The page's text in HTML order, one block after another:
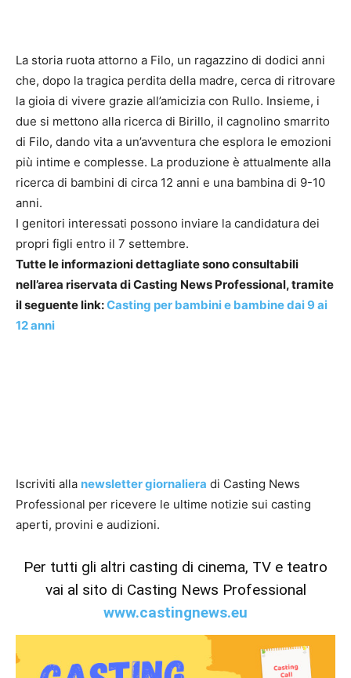
La storia ruota attorno a Filo, un ragazzino di dodici anni
che, dopo la tragica perdita della madre, cerca di ritrovare
la gioia di vivere grazie all’amicizia con Rullo. Insieme, i
due si mettono alla ricerca di Birillo, il cagnolino smarrito
di Filo, dando vita a un’avventura che esplora le emozioni
più intime e complesse. La produzione è attualmente alla
ricerca di bambini di circa 12 anni e una bambina di 9-10
anni.
I genitori interessati possono inviare la candidatura dei
propri figli entro il 7 settembre.
Tutte le informazioni dettagliate sono consultabili
nell’area riservata di Casting News Professional, tramite
il seguente link:Casting per bambini e bambine dai 9 ai
12 anni
Iscriviti alla newsletter giornaliera di Casting News
Professional per ricevere le ultime notizie sui casting
aperti, provini e audizioni.
Per tutti gli altri casting di cinema, TV e teatro
vai al sito di Casting News Professional
www.castingnews.eu